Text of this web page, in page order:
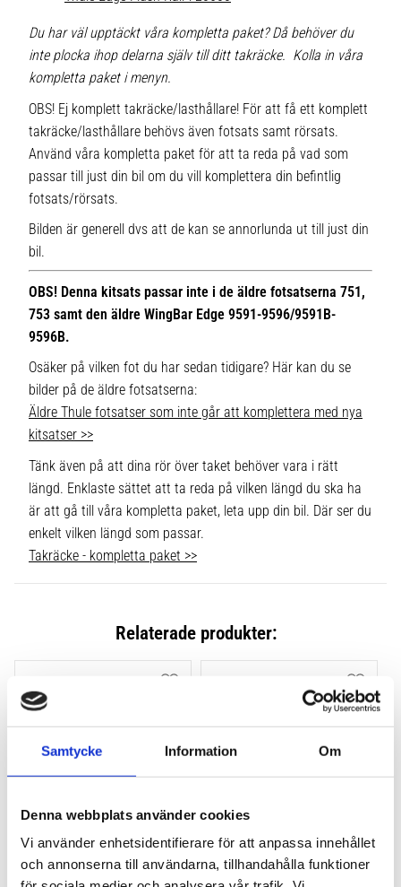
Samtycke Information Om
Denna webbplats använder cookies
Vi använder enhetsidentifierare för att anpassa innehållet
och annonserna till användarna, tillhandahålla funktioner
Du har väl upptäckt våra kompletta paket? Då behöver du
inte plocka ihop delarna själv till ditt takräcke. Kolla in våra
kompletta paket i menyn.
OBS! Ej komplett takräcke/lasthållare! För att få ett komplett
takräcke/lasthållare behövs även fotsats samt rörsats.
Använd våra kompletta paket för att ta reda på vad som
passar till just din bil om du vill komplettera din befintlig
fotsats/rörsats.
Bilden är generell dvs att de kan se annorlunda ut till just din
bil.
OBS! Denna kitsats passar inte i de äldre fotsatserna 751,
753 samt den äldre WingBar Edge 9591-9596/9591B-
9596B.
Osäker på vilken fot du har sedan tidigare? Här kan du se
bilder på de äldre fotsatserna:
Äldre Thule fotsatser som inte går att komplettera med nya
kitsatser >>
Tänk även på att dina rör över taket behöver vara i rätt
längd. Enklaste sättet att ta reda på vilken längd du ska ha
är att gå till våra kompletta paket, leta upp din bil. Där ser du
enkelt vilken längd som passar.
Takräcke - kompletta paket >>
Relaterade produkter:
THULE FLUSH RAIL EVO
4-PACK 710600
THULE FLUSH RAIL
EDGE FOTSATS 4-PACK
Lägg